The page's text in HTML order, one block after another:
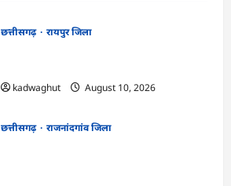
छत्तीसगढ़
रायपुर जिला
kadwaghut
August 10, 2026
छत्तीसगढ़
राजनांदगांव जिला